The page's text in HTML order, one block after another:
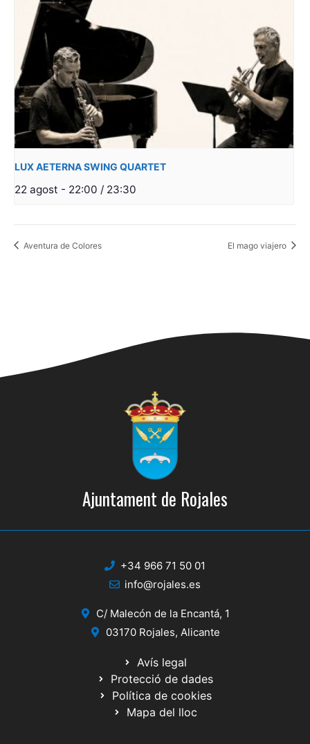
LUX AETERNA SWING QUARTET
22 agost - 22:00 / 23:30
Aventura de Colores El mago viajero
Ajuntament de Rojales
+34 966 71 50 01
info@rojales.es
C/ Malecón de la Encantá, 1
03170 Rojales, Alicante
Avís legal
Protecció de dades
Política de cookies
Mapa del lloc